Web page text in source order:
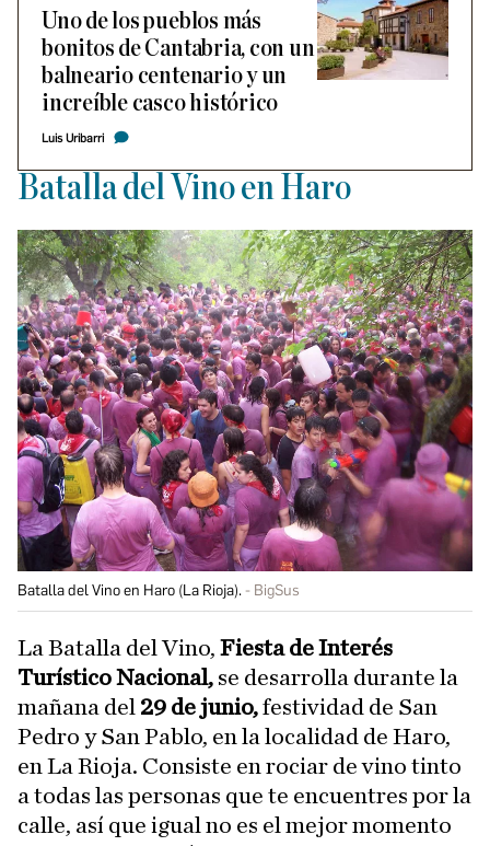
Uno de los pueblos más
bonitos de Cantabria, con un
balneario centenario y un
increíble casco histórico
Luis Uribarri
Batalla del Vino en Haro
Batalla del Vino en Haro (La Rioja). BigSus
La Batalla del Vino, Fiesta de Interés
Turístico Nacional, se desarrolla durante la
mañana del 29 de junio,festividad de San
Pedro y San Pablo, en la localidad de Haro,
en La Rioja. Consiste en rociar de vino tinto
a todas las personas que te encuentres por la
calle, así que igual no es el mejor momento